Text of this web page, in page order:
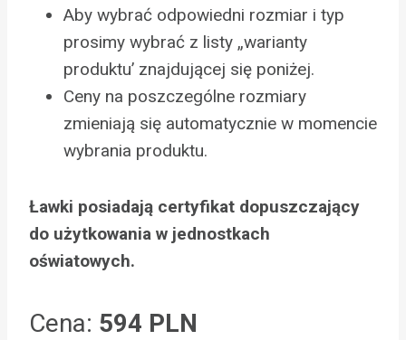
Aby wybrać odpowiedni rozmiar i typ
prosimy wybrać z listy „warianty
produktu’ znajdującej się poniżej.
Ceny na poszczególne rozmiary
zmieniają się automatycznie w momencie
wybrania produktu.
Ławki posiadają certyfikat dopuszczający
do użytkowania w jednostkach
oświatowych.
Cena: 594 PLN